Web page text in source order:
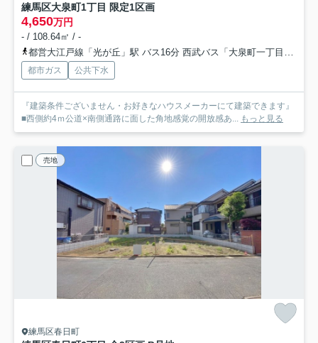
練馬区大泉町1丁目 限定1区画
4,650万円
- / 108.64㎡ / -
都営大江戸線「光が丘」駅 バス16分 西武バス「大泉町一丁目」 停歩3分
都市ガス 公共下水
『建築条件ございません・お好きなハウスメーカーにて建築できます』
■西側約4ｍ公道×南側通路に面した角地感覚の開放感あ... もっと見る
売地
練馬区春日町